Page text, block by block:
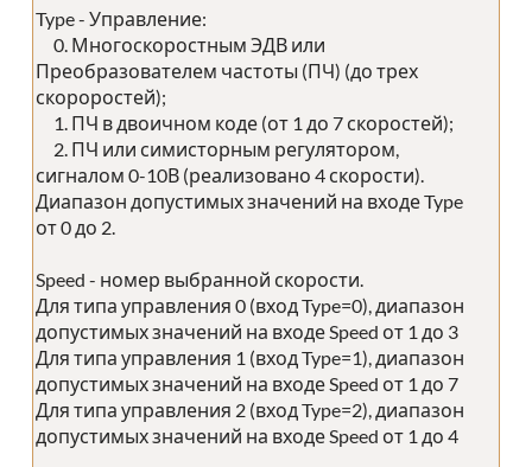
Type - Управление:
0. Многоскоростным ЭДВ или
Преобразователем частоты (ПЧ) (до трех
скороростей);
1. ПЧ в двоичном коде (от 1 до 7 скоростей);
2. ПЧ или симисторным регулятором,
сигналом 0-10В (реализовано 4 скорости).
Диапазон допустимых значений на входе Type
от 0 до 2.
Speed - номер выбранной скорости.
Для типа управления 0 (вход Type=0), диапазон
допустимых значений на входе Speed от 1 до 3
Для типа управления 1 (вход Type=1), диапазон
допустимых значений на входе Speed от 1 до 7
Для типа управления 2 (вход Type=2), диапазон
допустимых значений на входе Speed от 1 до 4